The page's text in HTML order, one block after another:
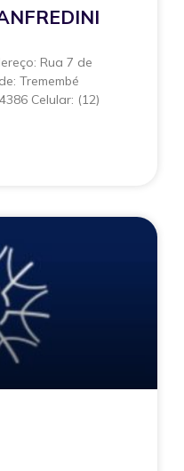
Rua 7 de
Tremembé
Celular: (12)